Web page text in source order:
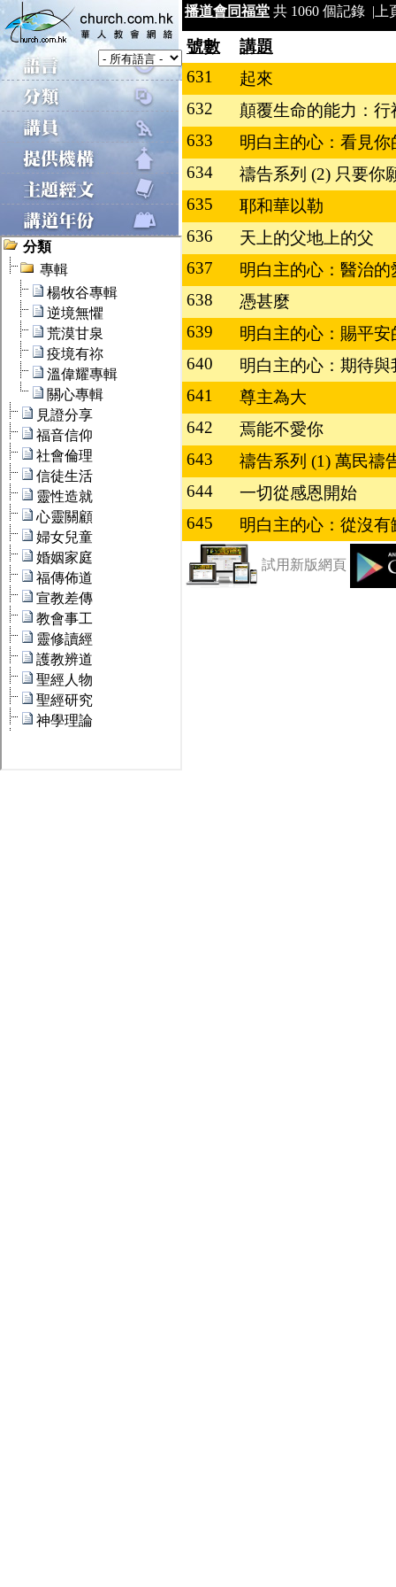
播道會同福堂 共 1060 個記錄 | 上
號數
講題
631
起來
632
顛覆生命的能力：行
633
明白主的心：看見你
634
禱告系列 (2) 只要你
635
耶和華以勒
636
天上的父地上的父
637
明白主的心：醫治的
638
憑甚麼
639
明白主的心：賜平安
640
明白主的心：期待與
641
尊主為大
642
焉能不愛你
643
禱告系列 (1) 萬民禱
644
一切從感恩開始
645
明白主的心：從沒有
試用新版網頁